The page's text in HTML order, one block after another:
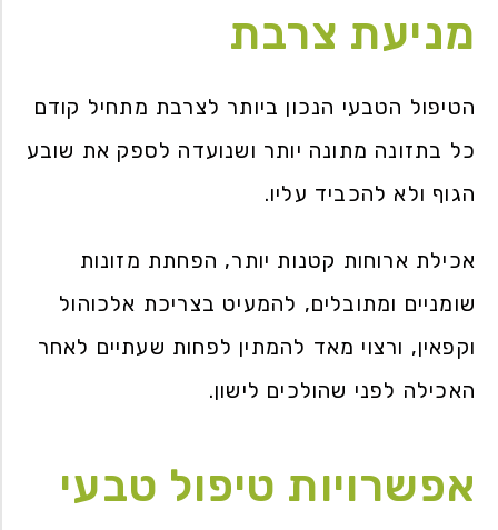
מניעת צרבת
הטיפול הטבעי הנכון ביותר לצרבת מתחיל קודם
כל בתזונה מתונה יותר ושנועדה לספק את שובע
הגוף ולא להכביד עליו.
אכילת ארוחות קטנות יותר, הפחתת מזונות
שומניים ומתובלים, להמעיט בצריכת אלכוהול
וקפאין, ורצוי מאד להמתין לפחות שעתיים לאחר
האכילה לפני שהולכים לישון.
אפשרויות טיפול טבעי